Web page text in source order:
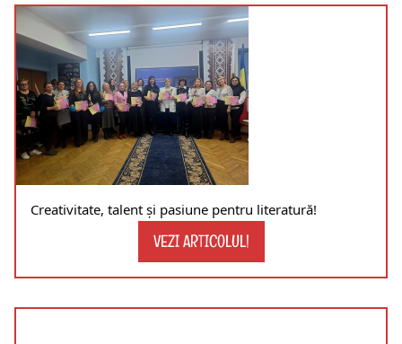
Creativitate, talent și pasiune pentru literatură!
VEZI ARTICOLUL!